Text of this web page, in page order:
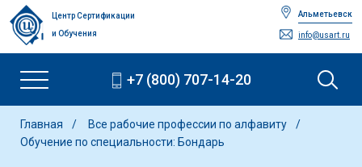
Центр Сертификации
и Обучения
Альметьевск
info@usart.ru
+7 (800) 707-14-20
Главная
Все рабочие профессии по алфавиту
Обучение по специальности: Бондарь